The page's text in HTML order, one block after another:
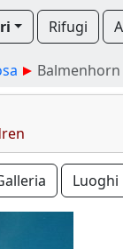
Rifugi
Balmenhorn
Luoghi